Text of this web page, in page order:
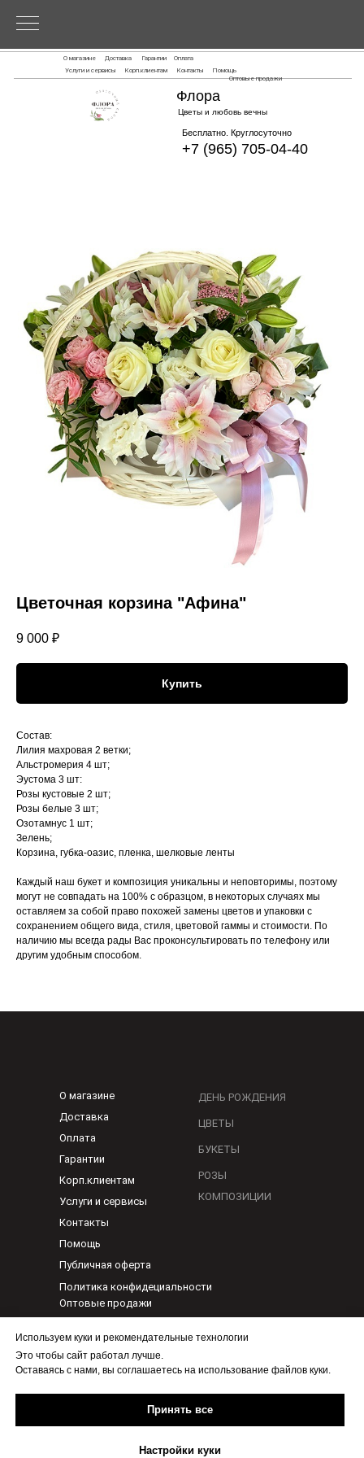
О магазине Доставка Оплата
Гарантии
Корп.клиентам
Услуги и сервисы Контакты
Помощь
Оптовые продажи
Флора
Цветы и любовь вечны
Бесплатно. Круглосуточно
+7 (965) 705-04-40
Используем куки и рекомендательные технологии
Это чтобы сайт работал лучше.
Оставаясь с нами, вы соглашаетесь на использование файлов куки.
Принять все
Настройки куки
Цветочная корзина "Афина"
9 000 ₽
Купить
Состав:
Лилия махровая 2 ветки;
Альстромерия 4 шт;
Эустома 3 шт:
Розы кустовые 2 шт;
Розы белые 3 шт;
Озотамнус 1 шт;
Зелень;
Корзина, губка-оазис, пленка, шелковые ленты
Каждый наш букет и композиция уникальны и неповторимы, поэтому
могут не совпадать на 100% с образцом, в некоторых случаях мы
оставляем за собой право похожей замены цветов и упаковки с
сохранением общего вида, стиля, цветовой гаммы и стоимости. По
наличию мы всегда рады Вас проконсультировать по телефону или
другим удобным способом.
+7(965)705-04-40
По любым вопросам
1@flora-ykt.ru
О магазине
Оплата
Доставка
Гарантии
Корп.клиентам
Услуги и сервисы
Контакты
Помощь
Публичная оферта
Политика конфидециальности
ДЕНЬ РОЖДЕНИЯ
ЦВЕТЫ
БУКЕТЫ
РОЗЫ
КОМПОЗИЦИИ
Оптовые продажи